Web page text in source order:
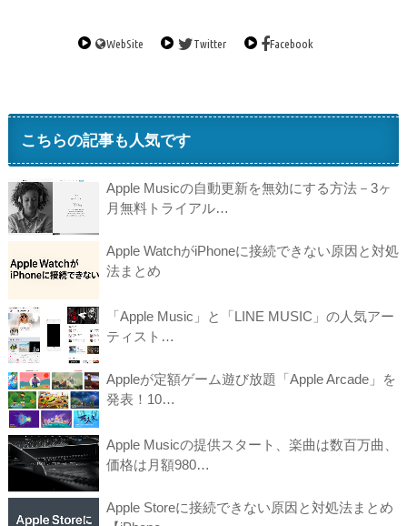
WebSite Twitter Facebook
こちらの記事も人気です
Apple Musicの自動更新を無効にする方法－3ヶ
月無料トライアル…
Apple WatchがiPhoneに接続できない原因と対処
法まとめ
「Apple Music」と「LINE MUSIC」の人気アー
ティスト…
Appleが定額ゲーム遊び放題「Apple Arcade」を
発表！10…
Apple Musicの提供スタート、楽曲は数百万曲、
価格は月額980…
Apple Storeに接続できない原因と対処法まとめ